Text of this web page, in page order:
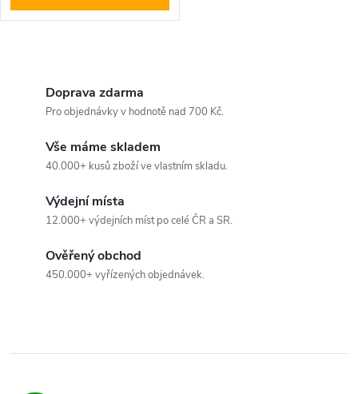
r
Doprava zdarma
Pro objednávky v hodnotě nad 700 Kč.
Vše máme skladem
40.000+ kusů zboží ve vlastním skladu.
Výdejní místa
12.000+ výdejních míst po celé ČR a SR.
Ověřený obchod
450.000+ vyřízených objednávek.